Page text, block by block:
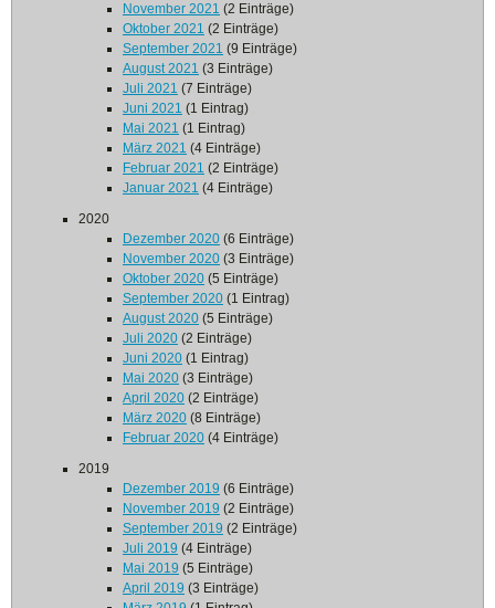
November 2021 (2 Einträge)
Oktober 2021 (2 Einträge)
September 2021 (9 Einträge)
August 2021 (3 Einträge)
Juli 2021 (7 Einträge)
Juni 2021 (1 Eintrag)
Mai 2021 (1 Eintrag)
März 2021 (4 Einträge)
Februar 2021 (2 Einträge)
Januar 2021 (4 Einträge)
2020
Dezember 2020 (6 Einträge)
November 2020 (3 Einträge)
Oktober 2020 (5 Einträge)
September 2020 (1 Eintrag)
August 2020 (5 Einträge)
Juli 2020 (2 Einträge)
Juni 2020 (1 Eintrag)
Mai 2020 (3 Einträge)
April 2020 (2 Einträge)
März 2020 (8 Einträge)
Februar 2020 (4 Einträge)
2019
Dezember 2019 (6 Einträge)
November 2019 (2 Einträge)
September 2019 (2 Einträge)
Juli 2019 (4 Einträge)
Mai 2019 (5 Einträge)
April 2019 (3 Einträge)